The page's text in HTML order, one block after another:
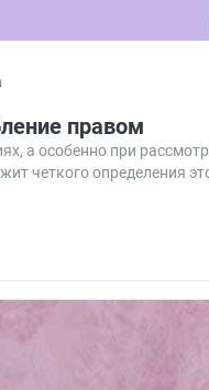
правом
а особенно при
четкого определения